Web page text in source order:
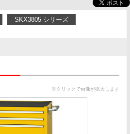
SKX3805 シリーズ
※クリックで画像が拡大します